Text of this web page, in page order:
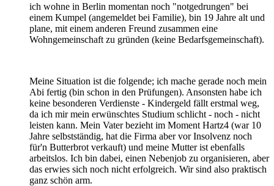
ich wohne in Berlin momentan noch "notgedrungen" bei
einem Kumpel (angemeldet bei Familie), bin 19 Jahre alt und
plane, mit einem anderen Freund zusammen eine
Wohngemeinschaft zu gründen (keine Bedarfsgemeinschaft).
Meine Situation ist die folgende; ich mache gerade noch mein
Abi fertig (bin schon in den Prüfungen). Ansonsten habe ich
keine besonderen Verdienste - Kindergeld fällt erstmal weg,
da ich mir mein erwünschtes Studium schlicht - noch - nicht
leisten kann. Mein Vater bezieht im Moment Hartz4 (war 10
Jahre selbstständig, hat die Firma aber vor Insolvenz noch
für'n Butterbrot verkauft) und meine Mutter ist ebenfalls
arbeitslos. Ich bin dabei, einen Nebenjob zu organisieren, aber
das erwies sich noch nicht erfolgreich. Wir sind also praktisch
ganz schön arm.